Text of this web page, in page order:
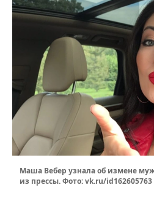
Маша Вебер узнала об измене
из прессы. Фото: vk.ru/id162605763